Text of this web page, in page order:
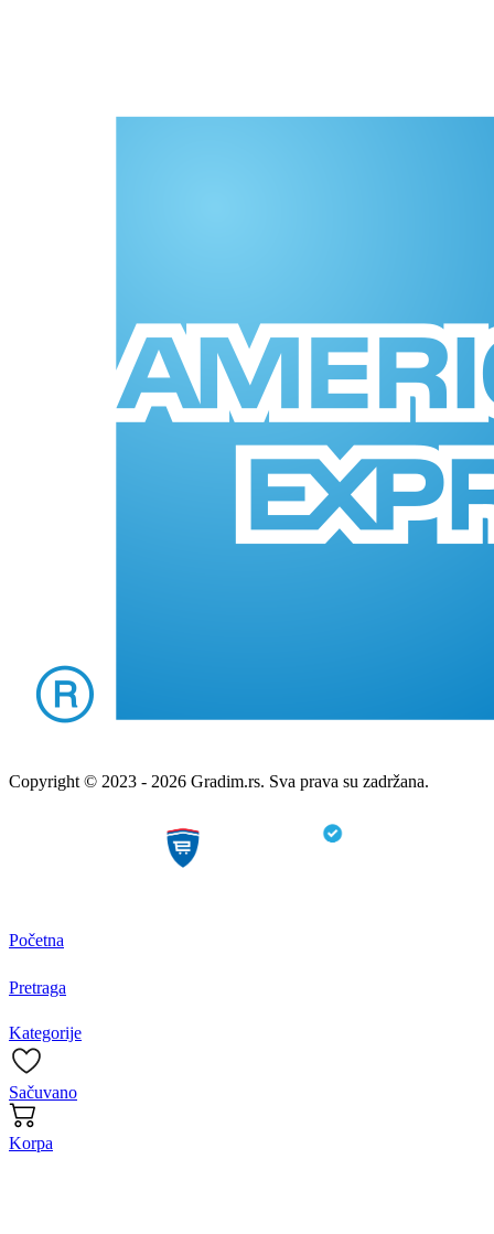
Copyright © 2023 - 2026 Gradim.rs. Sva prava su zadržana.
Početna
Pretraga
Kategorije
Sačuvano
Korpa